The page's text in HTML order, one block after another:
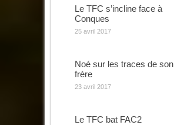
Le TFC s’incline face à
Conques
25 avril 2017
Noé sur les traces de son
frère
23 avril 2017
Le TFC bat FAC2